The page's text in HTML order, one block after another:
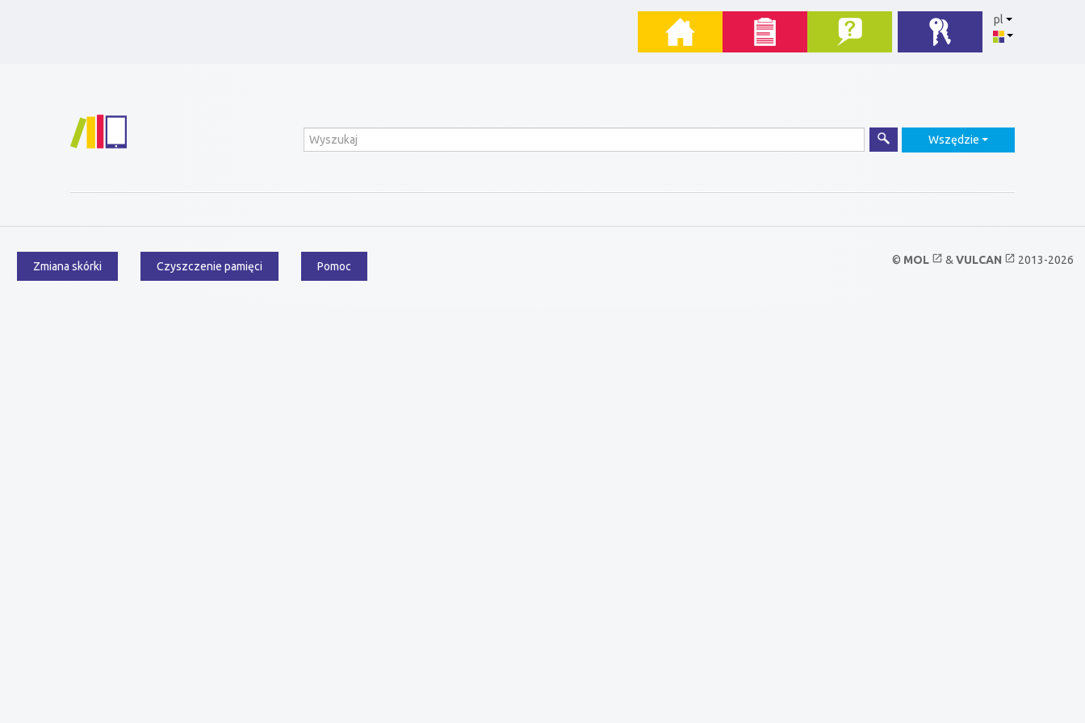
pl
Wyszukiwanie Wszędzie
© MOL open_in_new & VULCAN open_in_new 2013-2026
MenuZmiana skórki Czyszczenie pamięci Pomoc